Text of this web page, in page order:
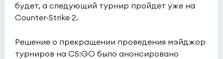
будет, а следующий турнир пройдет уже на
Counter-Strike 2.
Решение о прекращении проведения мэйджор
турниров на CS:GO было анонсировано